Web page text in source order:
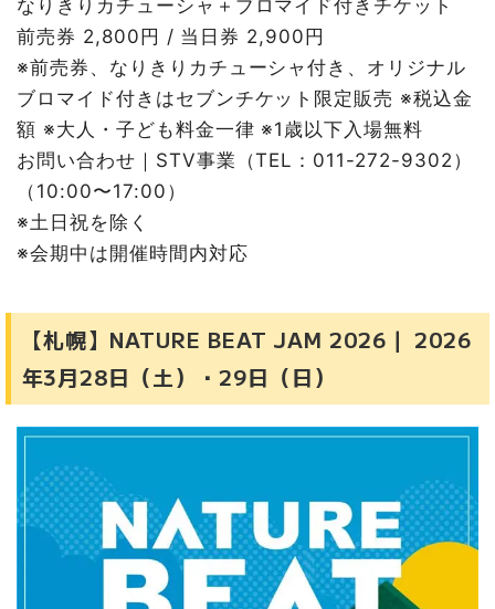
なりきりカチューシャ＋ブロマイド付きチケット
前売券 2,800円 / 当日券 2,900円
※前売券、なりきりカチューシャ付き、オリジナル
ブロマイド付きはセブンチケット限定販売 ※税込金
額 ※大人・子ども料金一律 ※1歳以下入場無料
お問い合わせ｜STV事業（TEL：011-272-9302）
（10:00〜17:00）
※土日祝を除く
※会期中は開催時間内対応
【札幌】NATURE BEAT JAM 2026｜ 2026
年3月28日（土）・29日（日）